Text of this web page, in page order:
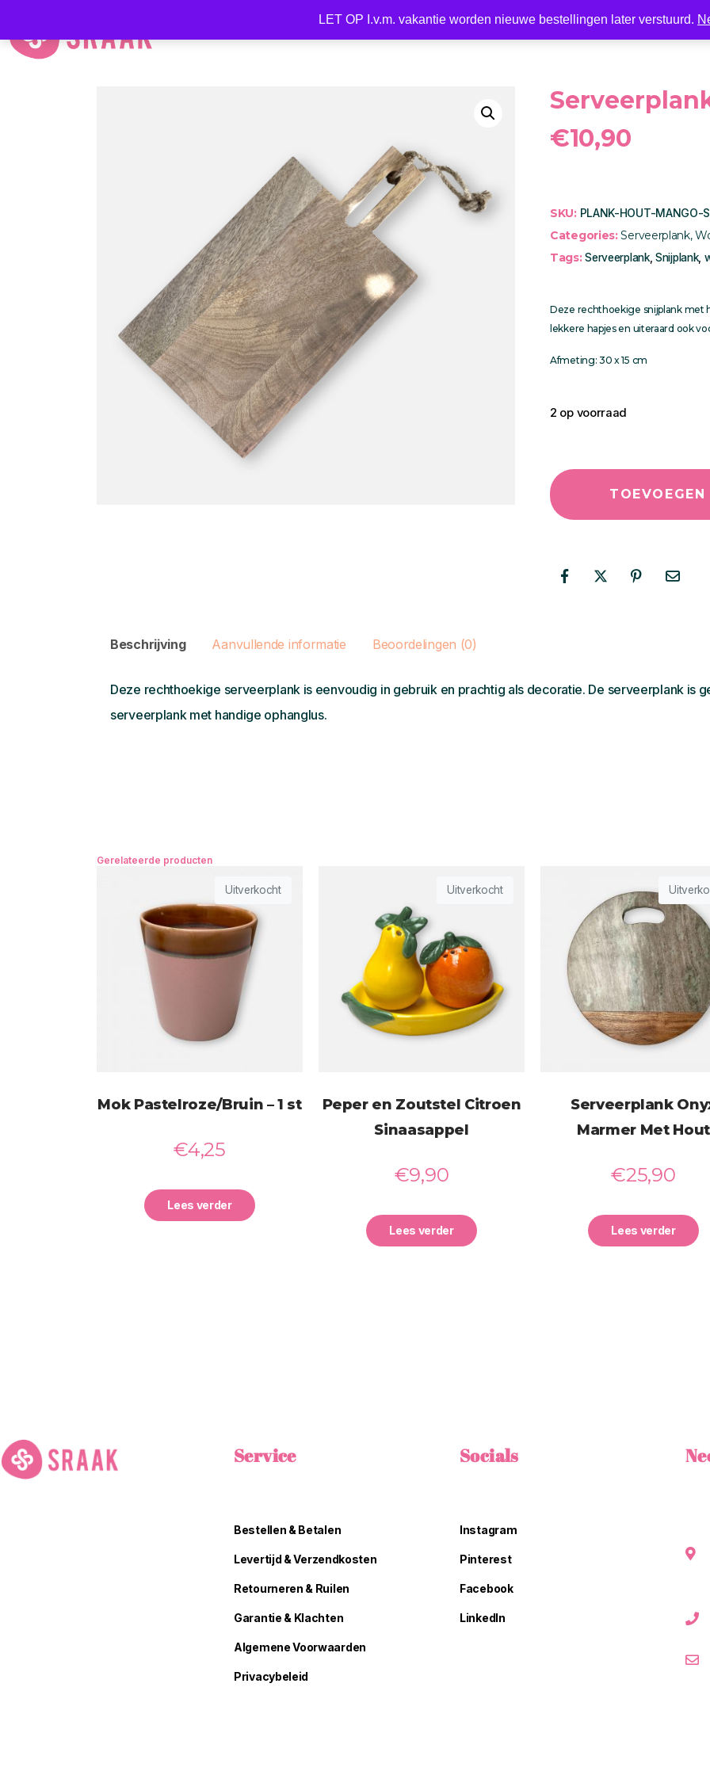
LET OP I.v.m. vakantie worden nieuwe bestellingen later verstuurd.
Nieuw LED Kaarsen Kaarshouder Wonen
€10,90
SKU: PLANK-HOUT-MANGO-S
Categories: Serveerplank,
Tags: Serveerplank,Snijplank,
Deze rechthoekige snijplank met
lekkere hapjes en uiteraard ook
Afmeting: 30 x 15 cm
2 op voorraad
Beschrijving Aanvullende informatie Beoordelingen (0)
Deze rechthoekige serveerplank is eenvoudig in gebruik en prachtig als decoratie. De serveerplank is
serveerplank met handige ophanglus.
Gerelateerde producten
Uitverkocht
Mok Pastelroze/Bruin – 1 st
€4,25
Lees verder
Uitverkocht
Peper en Zoutstel Citroen
Sinaasappel
€9,90
Lees verder
Serveerplank
Marmer Met Hout
€25,90
Lees verder
Service
Bestellen & Betalen
Levertijd & Verzendkosten
Retourneren & Ruilen
Garantie & Klachten
Algemene Voorwaarden
Privacybeleid
Socials
Instagram
Pinterest
Facebook
LinkedIn